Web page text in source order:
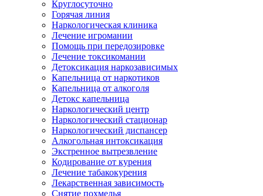
Круглосуточно
Горячая линия
Наркологическая клиника
Лечение игромании
Помощь при передозировке
Лечение токсикомании
Детоксикация наркозависимых
Капельница от наркотиков
Капельница от алкоголя
Детокс капельница
Наркологический центр
Наркологический стационар
Наркологический диспансер
Алкогольная интоксикация
Экстренное вытрезвление
Кодирование от курения
Лечение табакокурения
Лекарственная зависимость
Снятие похмелья